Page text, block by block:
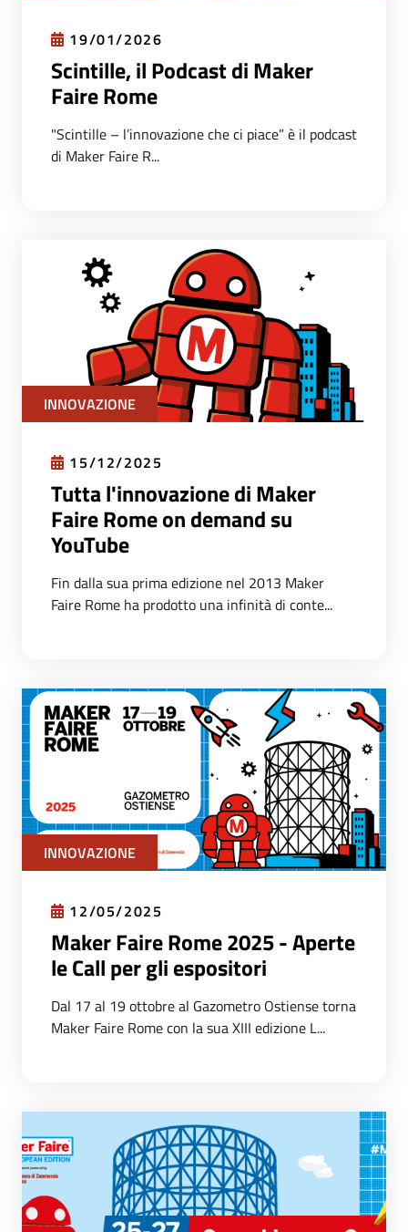
19/01/2026
Scintille, il Podcast di Maker
Faire Rome
"Scintille – l’innovazione che ci piace” è il podcast
di Maker Faire R...
INNOVAZIONE
15/12/2025
Tutta l'innovazione di Maker
Faire Rome on demand su
YouTube
Fin dalla sua prima edizione nel 2013 Maker
Faire Rome ha prodotto una infinità di conte...
INNOVAZIONE
12/05/2025
Maker Faire Rome 2025 - Aperte
le Call per gli espositori
Dal 17 al 19 ottobre al Gazometro Ostiense torna
Maker Faire Rome con la sua XIII edizione L...